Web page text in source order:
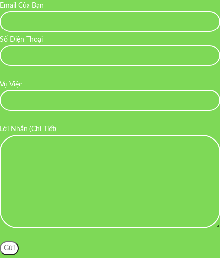
Email Của Bạn
Số Điện Thoại
Vụ Việc
Lời Nhắn (Chi Tiết)